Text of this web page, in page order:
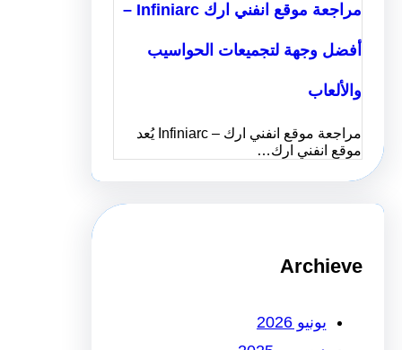
مراجعة موقع انفني ارك Infiniarc –
أفضل وجهة لتجميعات الحواسيب
والألعاب
مراجعة موقع انفني ارك – Infiniarc يُعد
موقع انفني ارك…
Archieve
يونيو 2026